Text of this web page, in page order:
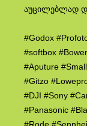
აუცილებლად
#Godox
#softbox
#Aputure
#Gitzo
#DJI #Sony
#Panasonic